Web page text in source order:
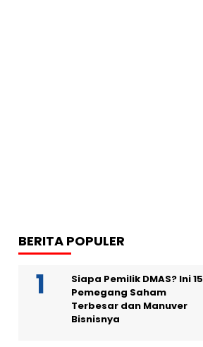
BERITA POPULER
Siapa Pemilik DMAS? Ini 15
Pemegang Saham
Terbesar dan Manuver
Bisnisnya